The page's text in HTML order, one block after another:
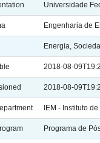
Universidade
Engenharia de
Energia,
2018-08-
2018-08-
IEM - Instituto
Programa de